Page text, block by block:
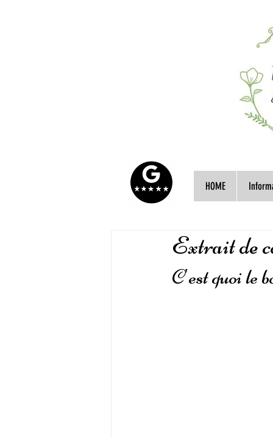
HOME
Extrait de
C'est quoi le